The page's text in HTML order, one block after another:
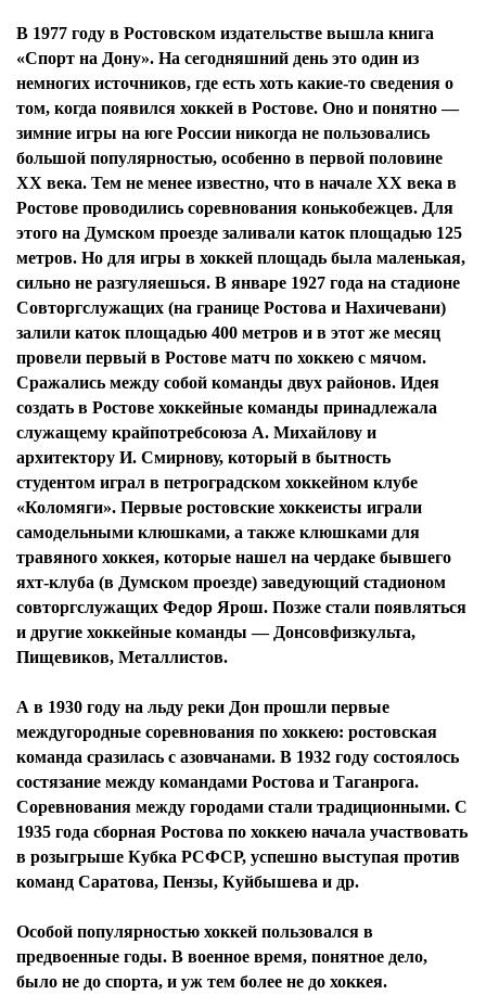
В 1977 году в Ростовском издательстве вышла книга
«Спорт на Дону». На сегодняшний день это один из
немногих источников, где есть хоть какие-то сведения о
том, когда появился хоккей в Ростове. Оно и понятно —
зимние игры на юге России никогда не пользовались
большой популярностью, особенно в первой половине
XX века. Тем не менее известно, что в начале ХХ века в
Ростове проводились соревнования конькобежцев. Для
этого на Думском проезде заливали каток площадью 125
метров. Но для игры в хоккей площадь была маленькая,
сильно не разгуляешься. В январе 1927 года на стадионе
Совторгслужащих (на границе Ростова и Нахичевани)
залили каток площадью 400 метров и в этот же месяц
провели первый в Ростове матч по хоккею с мячом.
Сражались между собой команды двух районов. Идея
создать в Ростове хоккейные команды принадлежала
служащему крайпотребсоюза А. Михайлову и
архитектору И. Смирнову, который в бытность
студентом играл в петроградском хоккейном клубе
«Коломяги». Первые ростовские хоккеисты играли
самодельными клюшками, а также клюшками для
травяного хоккея, которые нашел на чердаке бывшего
яхт-клуба (в Думском проезде) заведующий стадионом
совторгслужащих Федор Ярош. Позже стали появляться
и другие хоккейные команды — Донсовфизкульта,
Пищевиков, Металлистов.
А в 1930 году на льду реки Дон прошли первые
междугородные соревнования по хоккею: ростовская
команда сразилась с азовчанами. В 1932 году состоялось
состязание между командами Ростова и Таганрога.
Соревнования между городами стали традиционными. С
1935 года сборная Ростова по хоккею начала участвовать
в розыгрыше Кубка РСФСР, успешно выступая против
команд Саратова, Пензы, Куйбышева и др.
Особой популярностью хоккей пользовался в
предвоенные годы. В военное время, понятное дело,
было не до спорта, и уж тем более не до хоккея.